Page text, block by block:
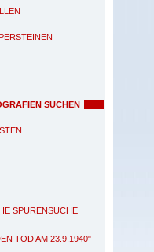
SUCHEN
SPURENSUCHE
TOD AM 23.9.1940"